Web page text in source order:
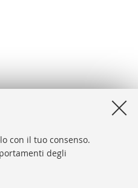
con il tuo consenso.
degli